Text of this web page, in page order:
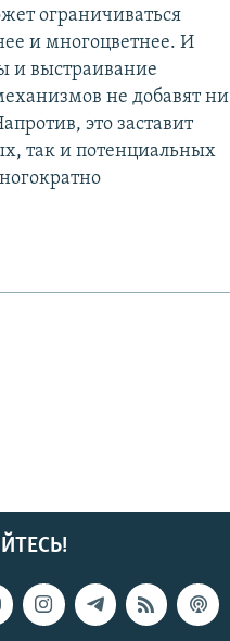
ограничиваться
и многоцветнее. И
и выстраивание
не добавят ни
это заставит
так и потенциальных